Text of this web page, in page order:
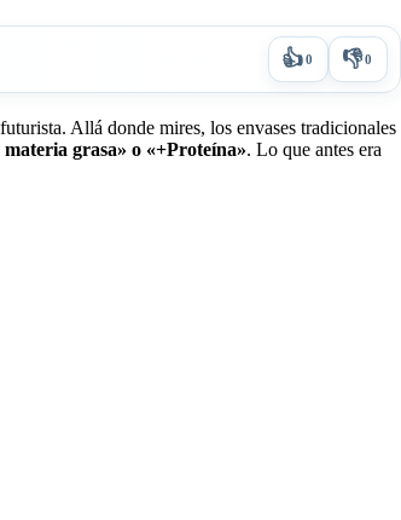
👍0 👎0
Allá donde mires, los envases tradicionales
grasa» o «+Proteína». Lo que antes era